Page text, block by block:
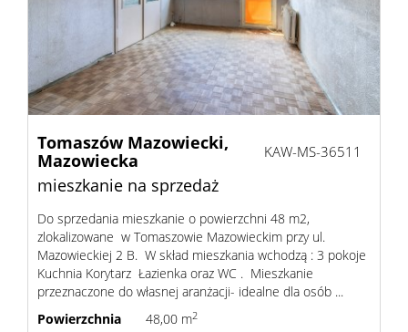
Tomaszów Mazowiecki,
Mazowiecka
mieszkanie na sprzedaż
KAW-MS-36511
Do sprzedania mieszkanie o powierzchni 48 m2,
zlokalizowane w Tomaszowie Mazowieckim przy ul.
Mazowieckiej 2 B. W skład mieszkania wchodzą : 3 pokoje
Kuchnia Korytarz Łazienka oraz WC . Mieszkanie
przeznaczone do własnej aranżacji- idealne dla osób ...
Powierzchnia
48,00 m2